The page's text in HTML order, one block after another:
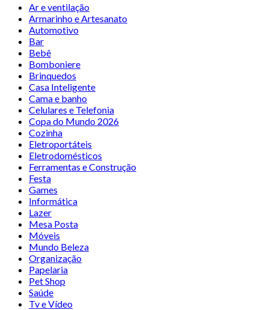
Ar e ventilação
Armarinho e Artesanato
Automotivo
Bar
Bebê
Bomboniere
Brinquedos
Casa Inteligente
Cama e banho
Celulares e Telefonia
Copa do Mundo 2026
Cozinha
Eletroportáteis
Eletrodomésticos
Ferramentas e Construção
Festa
Games
Informática
Lazer
Mesa Posta
Móveis
Mundo Beleza
Organização
Papelaria
Pet Shop
Saúde
Tv e Vídeo